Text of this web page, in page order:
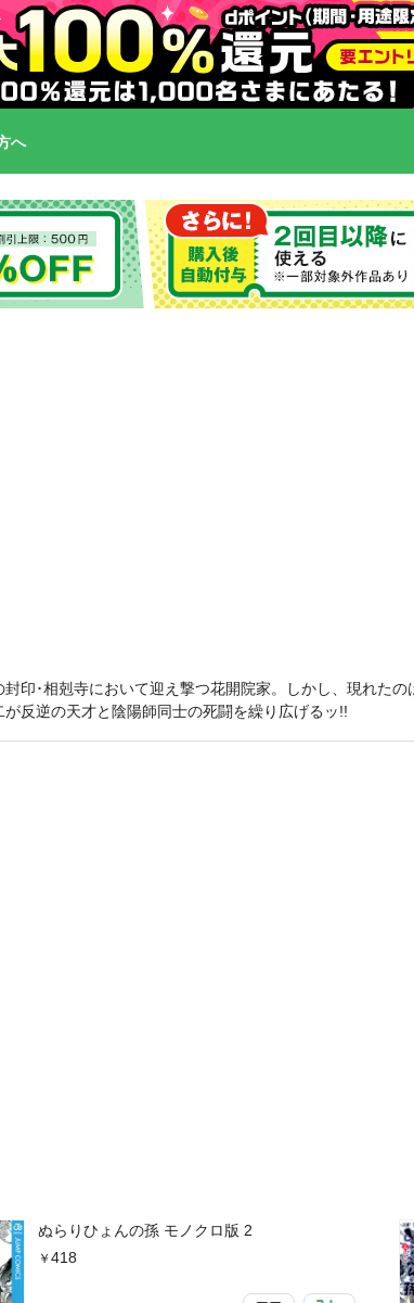
へ
ぬらりひょんの孫 モノクロ版 2
418
印･相剋寺において迎え撃つ花開院家。しかし、現れたの
反逆の天才と陰陽師同士の死闘を繰り広げるッ!!